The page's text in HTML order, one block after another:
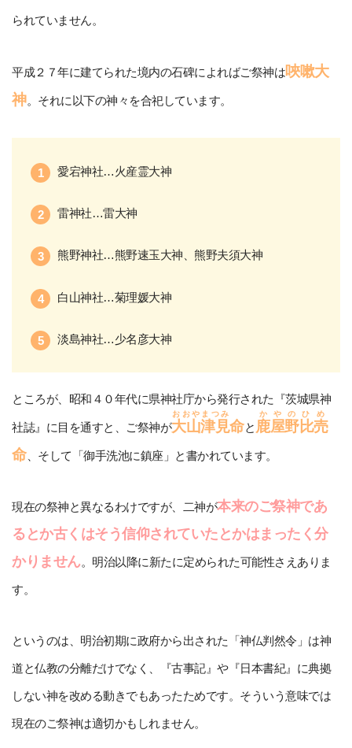
られていません。
平成２７年に建てられた境内の石碑によればご祭神は唊嗽大
神。それに以下の神々を合祀しています。
愛宕神社…火産霊大神
雷神社…雷大神
熊野神社…熊野速玉大神、熊野夫須大神
白山神社…菊理媛大神
淡島神社…少名彦大神
ところが、昭和４０年代に県神社庁から発行された『茨城県神
社誌』に目を通すと、ご祭神が大山津見
おおやまつみ
命と 鹿屋野比売
かやのひめ
命、そして「御手洗池に鎮座」と書かれています。
現在の祭神と異なるわけですが、二神が本来のご祭神であ
るとか古くはそう信仰されていたとかはまったく分
かりません。明治以降に新たに定められた可能性さえありま
す。
というのは、明治初期に政府から出された「神仏判然令」は神
道と仏教の分離だけでなく、『古事記』や『日本書紀』に典拠
しない神を改める動きでもあったためです。そういう意味では
現在のご祭神は適切かもしれません。